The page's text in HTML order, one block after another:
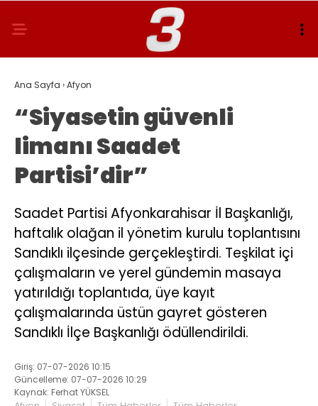
Ana Sayfa ›Afyon
“Siyasetin güvenli
limanı Saadet
Partisi’dir”
Saadet Partisi Afyonkarahisar İl Başkanlığı,
haftalık olağan il yönetim kurulu toplantısını
Sandıklı ilçesinde gerçekleştirdi. Teşkilat içi
çalışmaların ve yerel gündemin masaya
yatırıldığı toplantıda, üye kayıt
çalışmalarında üstün gayret gösteren
Sandıklı İlçe Başkanlığı ödüllendirildi.
Giriş: 07-07-2026 10:15
Güncelleme: 07-07-2026 10:29
Kaynak: Ferhat YÜKSEL